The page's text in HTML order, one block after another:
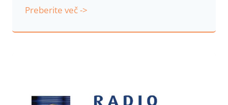
j
Preberite več ->